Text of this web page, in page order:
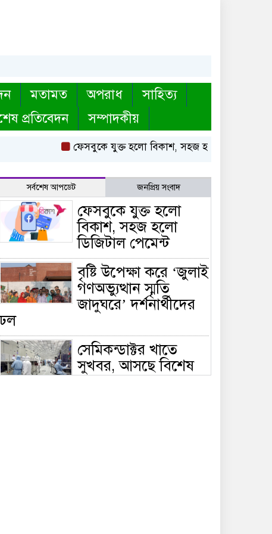
মতামত অপরাধ
সাহিত্য
প্রতিবেদন সম্পাদকীয়
ফেসবুকে যুক্ত হলো বিকাশ, সহজ হলো ডিজিটাল
সর্বশেষ আপডেট জনপ্রিয় সংবাদ
ফেসবুকে যুক্ত হলো
বিকাশ, সহজ হলো
ডিজিটাল পেমেন্ট
বৃষ্টি উপেক্ষা করে ‘জুলাই
গণঅভ্যুত্থান স্মৃতি
জাদুঘরে’ দর্শনার্থীদের
ঢল
সেমিকন্ডাক্টর খাতে
সুখবর, আসছে বিশেষ
প্রণোদনা